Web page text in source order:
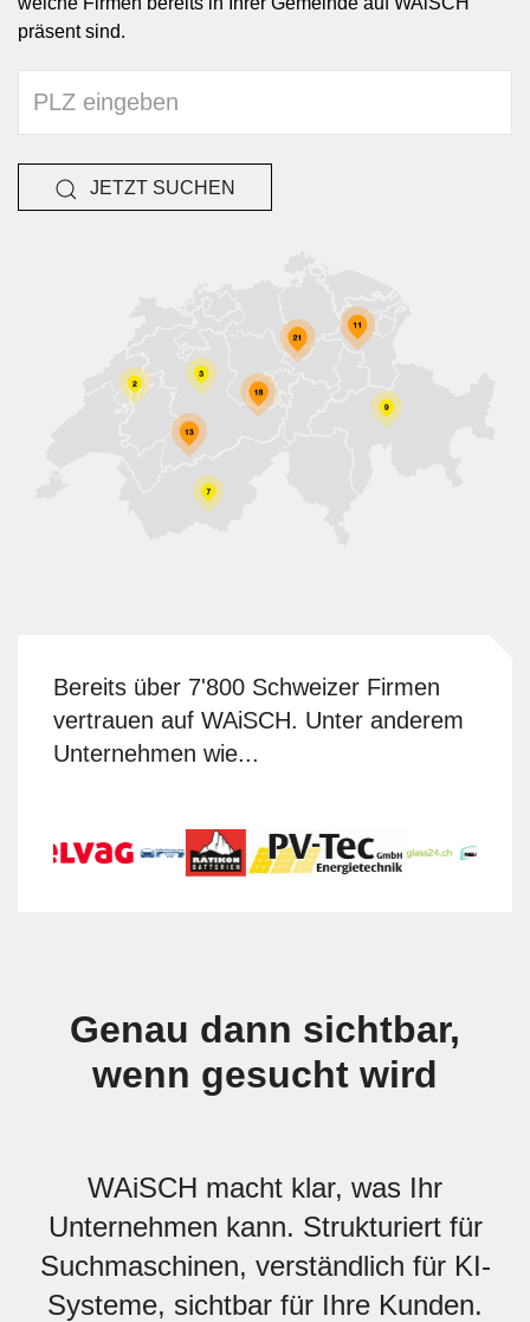
präsent sind.
JETZT SUCHEN
Bereits über 7'800 Schweizer Firmen
vertrauen auf WAiSCH. Unter anderem
Unternehmen wie...
Genau dann sichtbar,
wenn gesucht wird
WAiSCH macht klar, was Ihr
Unternehmen kann. Strukturiert für
Suchmaschinen, verständlich für KI-
Systeme, sichtbar für Ihre Kunden.